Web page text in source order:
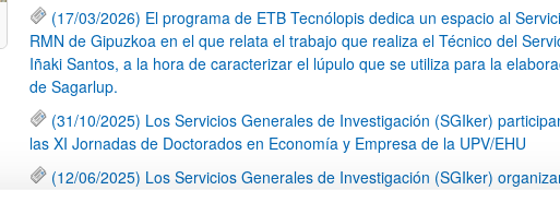
(17/03/2026) El programa de ETB Tecnólopis dedica un espacio al
RMN de Gipuzkoa en el que relata el trabajo que realiza el Técnico del
Iñaki Santos, a la hora de caracterizar el lúpulo que se utiliza para la
de Sagarlup.
(31/10/2025) Los Servicios Generales de Investigación (SGIker)
las XI Jornadas de Doctorados en Economía y Empresa de la UPV/EHU
(12/06/2025) Los Servicios Generales de Investigación (SGIker)